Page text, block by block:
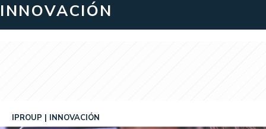
INNOVACIÓN
IPROUP INNOVACIÓN